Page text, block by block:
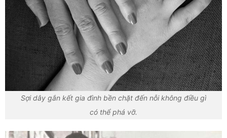
Sợi dây gắn kết gia đình bền chặt đến nỗi không điều gì
có thể phá vỡ.